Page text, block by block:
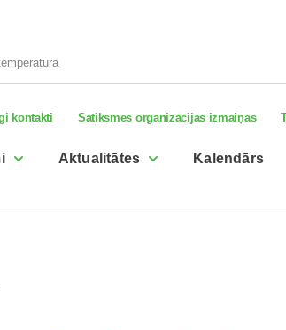
kontakti Satiksmes organizācijas izmaiņas
Aktualitātes Kalendārs